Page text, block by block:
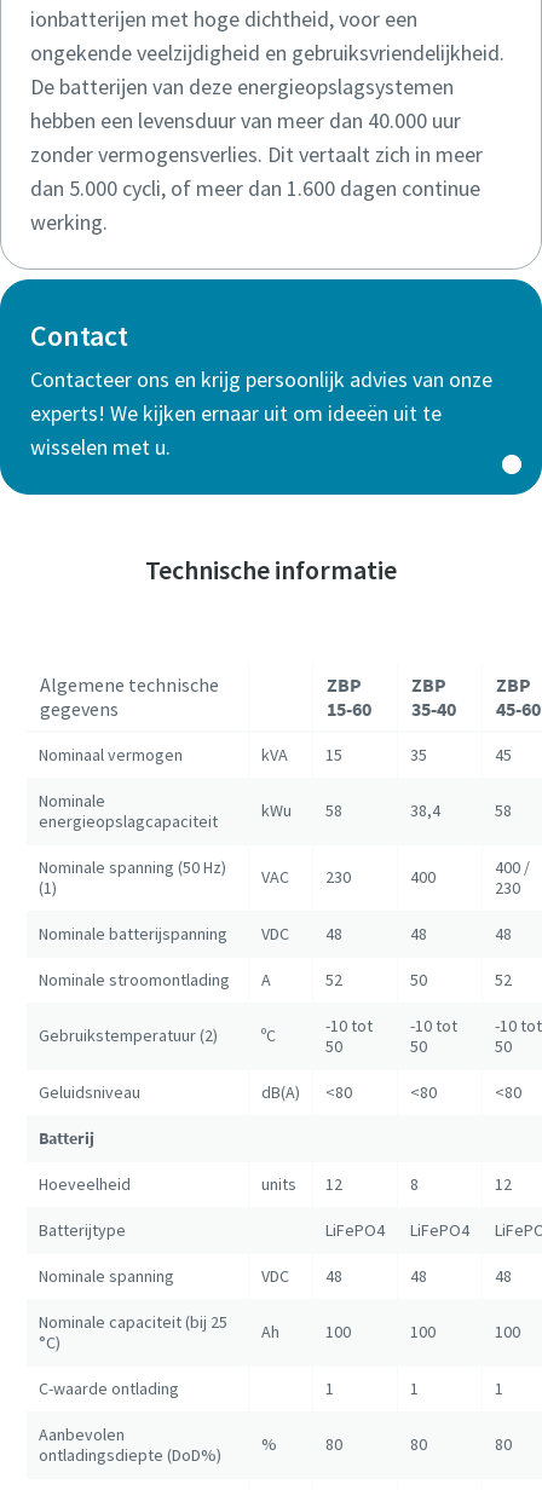
ionbatterijen met hoge dichtheid, voor een
ongekende veelzijdigheid en gebruiksvriendelijkheid.
De batterijen van deze energieopslagsystemen
hebben een levensduur van meer dan 40.000 uur
zonder vermogensverlies. Dit vertaalt zich in meer
dan 5.000 cycli, of meer dan 1.600 dagen continue
werking.
Contact
Contacteer ons en krijg persoonlijk advies van onze
experts! We kijken ernaar uit om ideeën uit te
wisselen met u.
Technische informatie
Algemene technische
gegevens
ZBP
15-60
ZBP
35-40
ZBP
45-60
Nominaal vermogen kVA 15 35 45
Nominale
energieopslagcapaciteit
kWu 58 38,4 58
Nominale spanning (50 Hz)
(1)
VAC 230 400
400 /
230
Nominale batterijspanning VDC 48 48 48
Nominale stroomontlading A 52 50 52
Gebruikstemperatuur (2) ºC
-10 tot
50
-10 tot
50
-10 tot
50
Geluidsniveau dB(A) <80 <80 <80
Batterij
Hoeveelheid units 12 8 12
Batterijtype LiFePO4 LiFePO4
Nominale spanning VDC 48 48 48
Nominale capaciteit (bij 25
°C)
Ah 100 100 100
C-waarde ontlading 1 1 1
Aanbevolen
ontladingsdiepte (DoD%)
% 80 80 80